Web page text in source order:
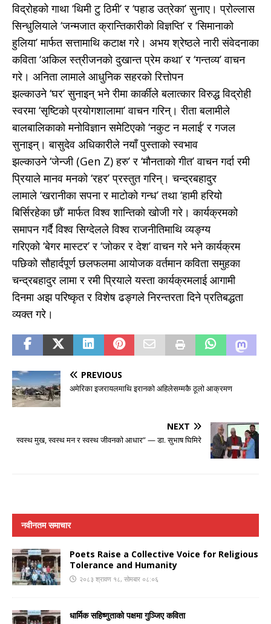
विद्रोहको गाथा ‘थिमी टु ठिमी’ र ‘पहाड उत्रेका’ सुनाए। प्रोल्लास
सिन्धुलियाले ‘जन्मजात क्रान्तिकारीको विज्ञप्ति’ र ‘सिमानाको
हुलिया’ मार्फत सत्तामाथि कटाक्ष गरे। अभय श्रेष्ठले नारी संवेदनाका
कविता ‘अकिल स्त्रीजनको दुखान्त प्रेम कथा’ र ‘गन्तव्य’ वाचन
गरे। अनिता लामाले आधुनिक सहरको रित्तोपन
झल्काउने ‘घर’ सुनाइन् भने रीमा कार्कीले बलात्कार विरुद्ध विद्रोही
स्वरमा ‘सृष्टिको प्रयोगशालामा’ वाचन गरिन्। रीता बलामीले
बालबालिकाको मनोविज्ञान समेटिएको ‘नकुट न मलाई’ र गजल
सुनाइन्। बासुदेव अधिकारीले नयाँ पुस्ताको स्वभाव
झल्काउने ‘जेन्जी (Gen Z) हरु’ र ‘मौनताको गीत’ वाचन गर्दा रमी
प्रियाले मानव मनको ‘रहर’ प्रस्तुत गरिन्। चन्द्रबहादुर
लामाले ‘खरानीका सपना र माटोको गन्ध’ तथा ‘हामी हरियो
बिर्सिरहेका छौं’ मार्फत विश्व शान्तिको खोजी गरे। कार्यक्रमको
समापन गर्दै विश्व सिग्देलले विश्व राजनीतिमाथि व्यङ्ग्य
गरिएको ‘बेगर मास्टर’ र ‘जोकर र देश’ वाचन गरे भने कार्यक्रम
पछिको सौहार्दपूर्ण छलफलमा आयोजक वर्तमान कविता समुहका
चन्द्रबहादुर लामा र रमी प्रियाले यस्ता कार्यक्रमलाई आगामी
दिनमा अझ परिष्कृत र विशेष ढङ्गले निरन्तरता दिने प्रतिबद्धता
व्यक्त गरे।
PREVIOUS
अमेरिका इजरायलमाथि इरानको अहिलेसम्मकै ठूलो आक्रमण
NEXT
स्वस्थ मुख, स्वस्थ मन र स्वस्थ जीवनको आधार” — डा. सुभाष घिमिरे
नवीनतम समाचार
Poets Raise a Collective Voice for Religious
Tolerance and Humanity
२०८३ श्रावण १८, सोमबार ०८:०६
धार्मिक सहिष्णुताको पक्षमा गुञ्जिए कविता